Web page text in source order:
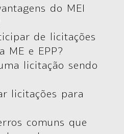
do MEI
de licitações
ME e EPP?
licitação sendo
licitações para
comuns que